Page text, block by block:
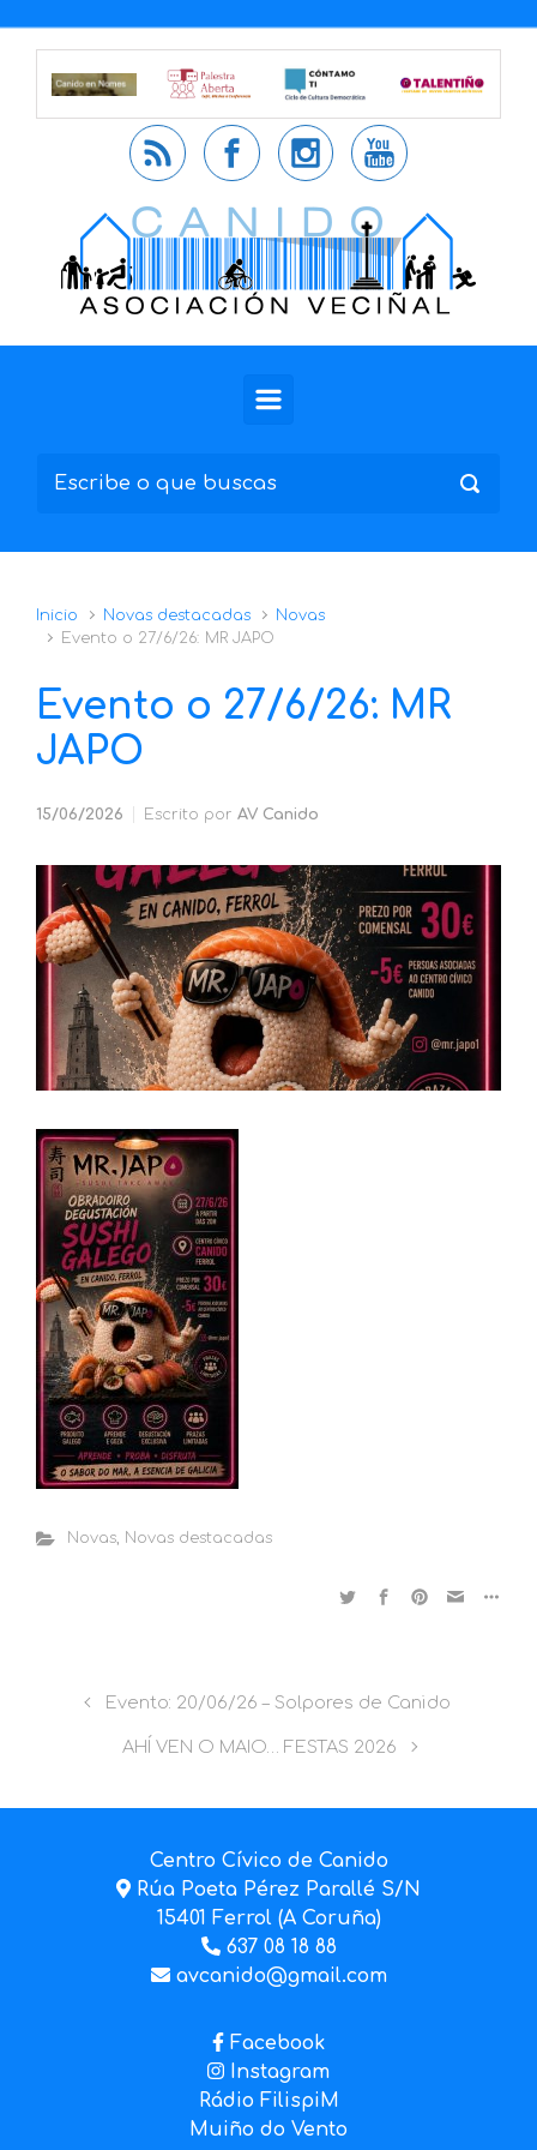
Saltar al contenido principal
Inicio Novas destacadas
Novas
Evento o 27/6/26: MR JAPO
Evento o 27/6/26: MR
JAPO
15/06/2026 Escrito por AV Canido
Novas, Novas destacadas
Evento: 20/06/26 – Solpores de Canido
AHÍ VEN O MAIO… FESTAS 2026
Centro Cívico de Canido
Rúa Poeta Pérez Parallé S/N
15401 Ferrol (A Coruña)
637 08 18 88
avcanido@gmail.com
Facebook
Instagram
Rádio FilispiM
Muiño do Vento